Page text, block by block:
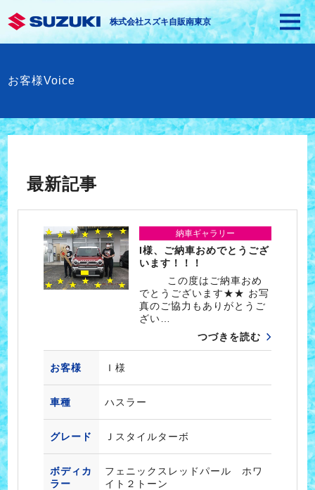
株式会社スズキ自販南東京
お客様Voice
最新記事
納車ギャラリー
I様、ご納車おめでとうござ
います！！！
この度はご納車おめ
でとうございます★★ お写
真のご協力もありがとうご
ざい…
つづきを読む
お客様 Ｉ様
車種 ハスラー
グレード Ｊスタイルターボ
ボディカ
ラー
フェニックスレッドパール ホワ
イト２トーン